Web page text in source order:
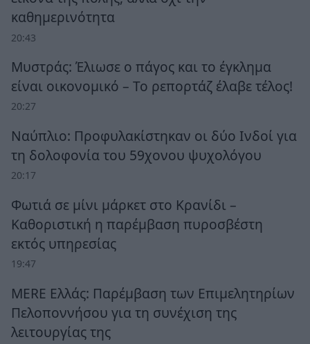
καθημερινότητα
20:43
Μυστράς: Έλιωσε ο πάγος και το έγκλημα
είναι οικονομικό – Το ρεπορτάζ έλαβε τέλος!
20:27
Ναύπλιο: Προφυλακίστηκαν οι δύο Ινδοί για
τη δολοφονία του 59χονου ψυχολόγου
20:17
Φωτιά σε μίνι μάρκετ στο Κρανίδι –
Καθοριστική η παρέμβαση πυροσβέστη
εκτός υπηρεσίας
19:47
MERE Ελλάς: Παρέμβαση των Επιμελητηρίων
Πελοποννήσου για τη συνέχιση της
λειτουργίας της